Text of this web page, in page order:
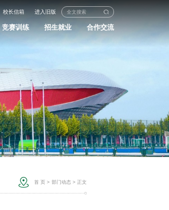
校长信箱 进入旧版
竞赛训练 招生就业 合作交流
首 页 > 部门动态 > 正文